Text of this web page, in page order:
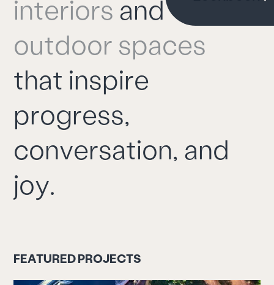
interiors and
outdoor spaces
that inspire
progress,
conversation, and
joy.
FEATUREDPROJECTS